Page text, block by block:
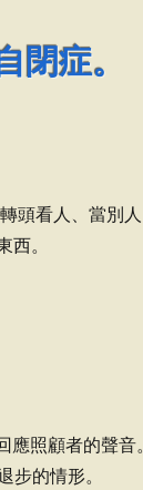
閉症。
頭看人、當別人
。
照顧者的聲音。
步的情形。